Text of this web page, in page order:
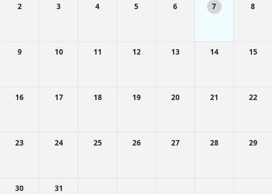
2 3 4 5 6 7 8
9 10 11 12 13 14 15
16 17 18 19 20 21 22
23 24 25 26 27 28 29
30 31